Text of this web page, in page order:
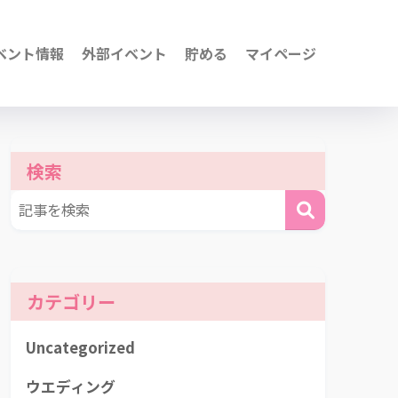
ント情報 外部イベント 貯める マイページ
検索
カテゴリー
Uncategorized
ウエディング